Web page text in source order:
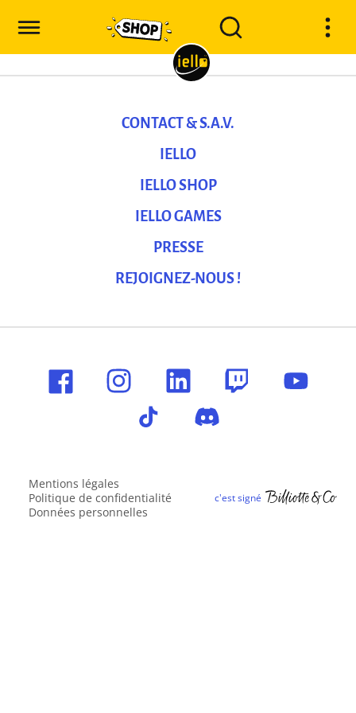
CONTACT & S.A.V.
IELLO
IELLO SHOP
IELLO GAMES
PRESSE
REJOIGNEZ-NOUS !
Mentions légales
Politique de confidentialité
Données personnelles